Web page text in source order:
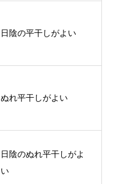
日陰の平干しがよい
ぬれ平干しがよい
日陰のぬれ平干しがよ
い